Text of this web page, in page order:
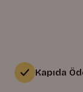
Kapıda